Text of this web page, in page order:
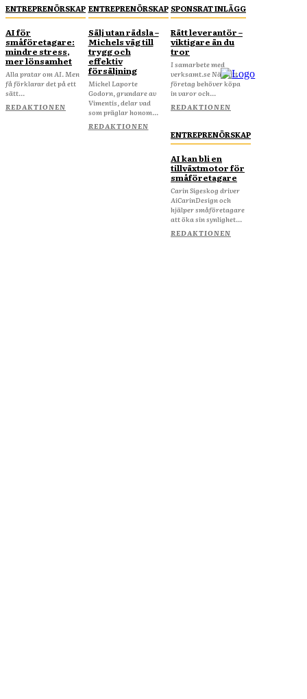
ENTREPRENÖRSKAP
AI för
småföretagare:
mindre stress,
mer lönsamhet
Alla pratar om AI. Men
få förklarar det på ett
sätt...
REDAKTIONEN
ENTREPRENÖRSKAP
Sälj utan rädsla –
Michels väg till
trygg och
effektiv
försäljning
Michel Laporte
Godorn, grundare av
Vimentis, delar vad
som präglar honom...
REDAKTIONEN
SPONSRAT INLÄGG
Rätt leverantör –
viktigare än du
tror
I samarbete med
verksamt.se När ditt
företag behöver köpa
in varor och...
REDAKTIONEN
ENTREPRENÖRSKAP
AI kan bli en
tillväxtmotor för
småföretagare
Carin Sigeskog driver
AiCarinDesign och
hjälper småföretagare
att öka sin synlighet...
REDAKTIONEN